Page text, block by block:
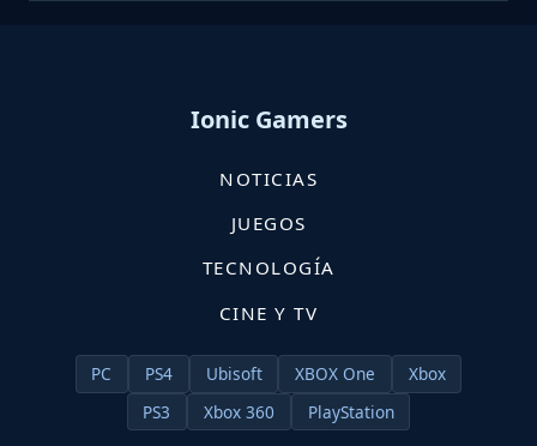
Ionic Gamers
NOTICIAS
JUEGOS
TECNOLOGÍA
CINE Y TV
PC PS4 Ubisoft XBOX One
Xbox
PS3
Xbox 360 PlayStation